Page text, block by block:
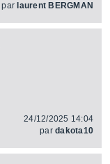
par laurent BERGMAN
24/12/2025 14:04
pardakota10